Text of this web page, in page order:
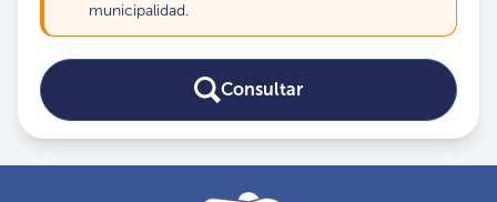
municipalidad.
Consultar